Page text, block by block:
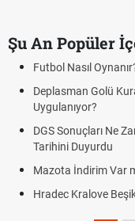
Şu An Popüler
Futbol Nasıl
Deplasman Golü
Uygulanıyor?
DGS Sonuçları Ne
Tarihini Duyurdu
Mazota İndirim Var
Hradec Kralove